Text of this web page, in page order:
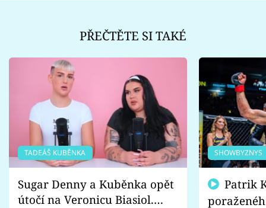
PŘEČTĚTE SI TAKÉ
TADEÁŠ KUBĚNKA
Sugar Denny a Kuběnka opět
útočí na Veronicu Biasiol.
SHOWBYZNYS